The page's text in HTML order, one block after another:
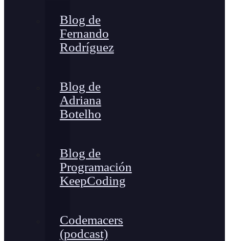
Blog de
Fernando
Rodríguez
Blog de
Adriana
Botelho
Blog de
Programación
KeepCoding
Codemacers
(podcast)